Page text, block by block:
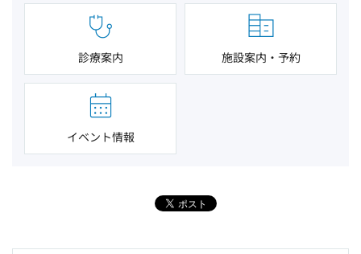
診療案内 施設案内・予約
イベント情報